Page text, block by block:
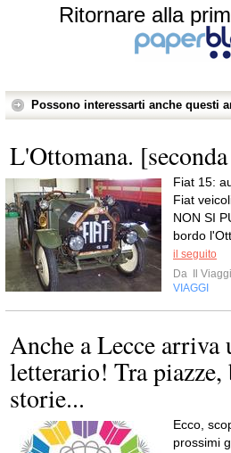
Ritornare alla
Possono interessarti anche questi
L'Ottomana.
Fiat 15:
Fiat
NON SI
bordo
il seguito
Da
Il
VIAGGI
Anche a Lecce arriva
letterario! Tra
storie...
Ecco,
prossimi